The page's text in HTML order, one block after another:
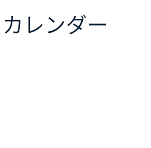
カレンダー